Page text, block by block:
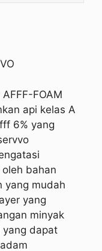
FOAM
api kelas A
6% yang
bahan
yang mudah
yang
minyak
yang dapat